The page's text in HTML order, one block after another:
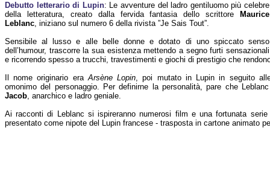
Debutto letterario di Lupin: Le avventure del ladro gentiluomo più celebre
della letteratura, creato dalla fervida fantasia dello scrittore
Maurice
Leblanc, iniziano sul numero 6 della rivista ”Je Sais Tout”.
Sensibile al lusso e alle belle donne e dotato di uno spiccato senso
dell’humour, trascorre la sua esistenza mettendo a segno furti sensazionali
e ricorrendo spesso a trucchi, travestimenti e giochi di prestigio che
Il nome originario eraArsène Lopin, poi mutato in Lupin in seguito
omonimo del personaggio. Per definirne la personalità, pare che
Jacob, anarchico e ladro geniale.
Ai racconti di Leblanc si ispireranno numerosi film e una fortunata
presentato come nipote del Lupin francese - trasposta in cartone animato